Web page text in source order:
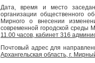
Дата, время и место
организации общественного
Мирного о внесении
современной городской среды
11.00 часов, кабинет 316
Почтовый адрес для
Архангельская область, г.